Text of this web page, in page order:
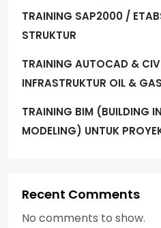
TRAINING SAP2000 /
STRUKTUR
TRAINING AUTOCAD &
INFRASTRUKTUR OIL & GAS
TRAINING BIM (BUILDING
MODELING) UNTUK
Recent Comments
No comments to show.